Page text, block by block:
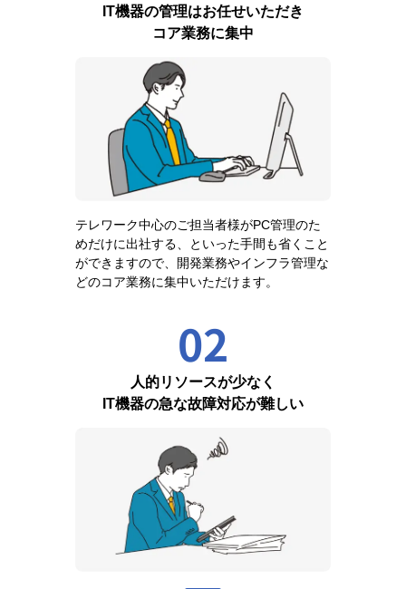
IT機器の管理はお任せいただき
コア業務に集中
テレワーク中心のご担当者様がPC管理のた
めだけに出社する、といった手間も省くこと
ができますので、開発業務やインフラ管理な
どのコア業務に集中いただけます。
02
人的リソースが少なく
IT機器の急な故障対応が難しい